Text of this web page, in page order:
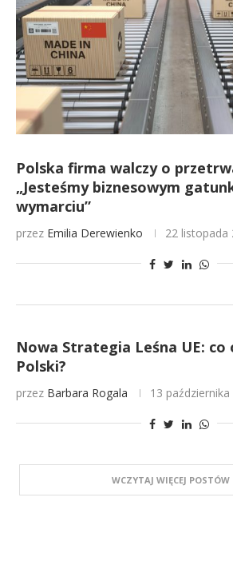
Polska firma walczy o
„Jesteśmy biznesowym
wymarciu”
przez Emilia Derewienko 22 listopada
Nowa Strategia Leśna UE: co
Polski?
przez Barbara Rogala 13 października
WCZYTAJ WIĘCEJ POSTÓW